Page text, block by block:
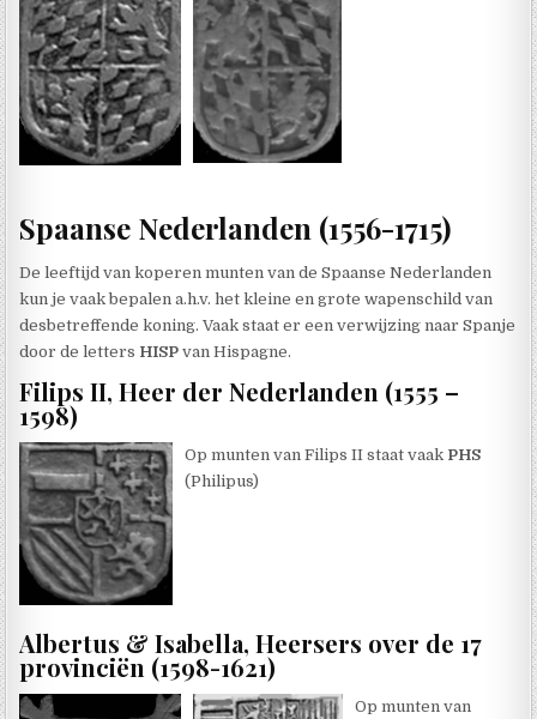
Spaanse Nederlanden (1556-1715)
De leeftijd van koperen munten van de Spaanse Nederlanden
kun je vaak bepalen a.h.v. het kleine en grote wapenschild van
desbetreffende koning. Vaak staat er een verwijzing naar Spanje
door de letters HISP van Hispagne.
Filips II, Heer der Nederlanden (1555 –
1598)
Op munten van Filips II staat vaak PHS
(Philipus)
Albertus & Isabella, Heersers over de 17
provinciën (1598-1621)
Op munten van